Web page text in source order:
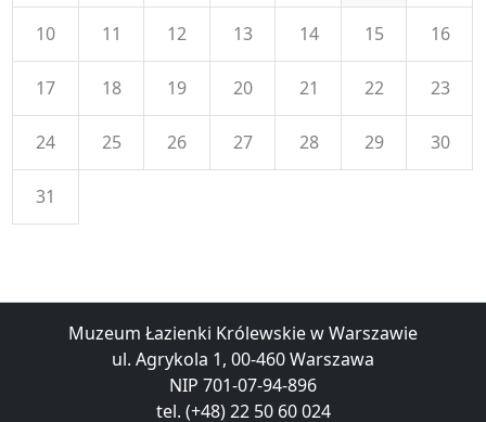
10 11 12 13 14 15 16
17 18 19 20 21 22 23
24 25 26 27 28 29 30
31
Muzeum Łazienki Królewskie w Warszawie
ul. Agrykola 1, 00-460 Warszawa
NIP 701-07-94-896
tel. (+48) 22 50 60 024